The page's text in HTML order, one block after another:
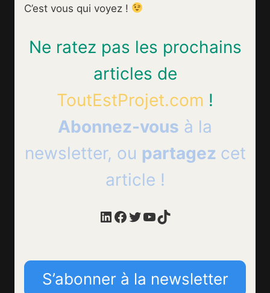
C’est vous qui voyez !
Ne ratez pas les prochains
articles de
ToutEstProjet.com !
Abonnez-vous à la
newsletter, ou partagez cet
article !
LinkedIn Facebook Twitter YouTube TikTok
S’abonner à la newsletter